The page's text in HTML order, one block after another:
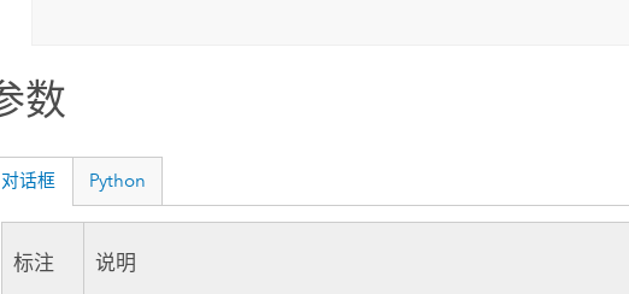
数
对话框 Python
标注 说明